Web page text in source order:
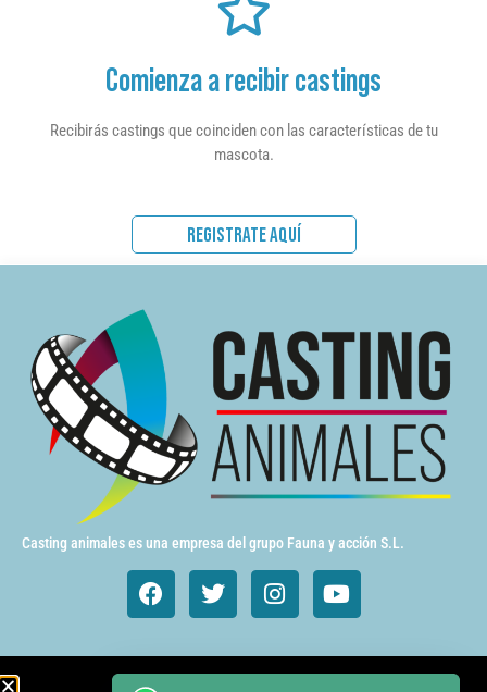
Comienza a recibir castings
Recibirás castings que coinciden con las características de tu
mascota.
REGISTRATE AQUÍ
Casting animales es una empresa del grupo Fauna y acción S.L.